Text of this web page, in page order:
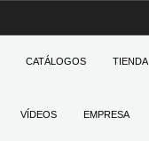
CATÁLOGOS TIENDA
VÍDEOS EMPRESA